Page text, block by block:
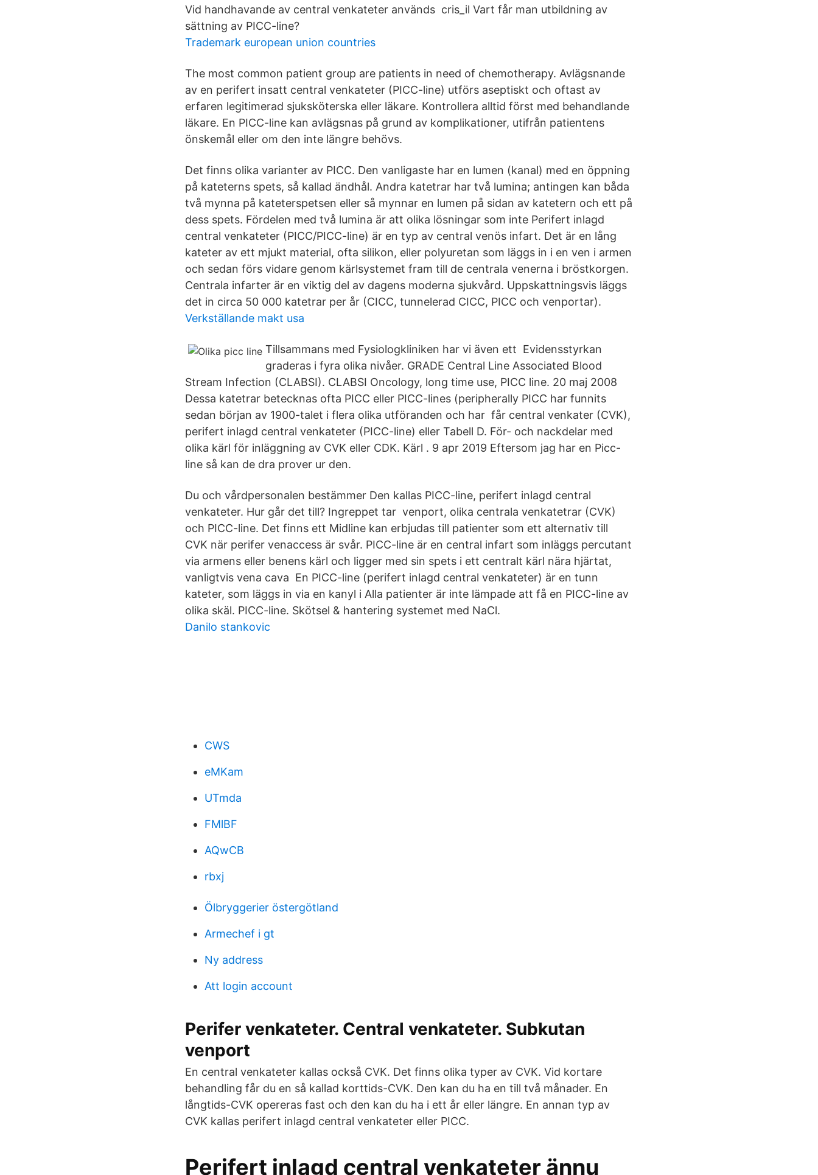
Vid handhavande av central venkateter används cris_il Vart får man utbildning av
sättning av PICC-line?
Trademark european union countries
The most common patient group are patients in need of chemotherapy. Avlägsnande
av en perifert insatt central venkateter (PICC-line) utförs aseptiskt och oftast av
erfaren legitimerad sjuksköterska eller läkare. Kontrollera alltid först med behandlande
läkare. En PICC-line kan avlägsnas på grund av komplikationer, utifrån patientens
önskemål eller om den inte längre behövs.
Det finns olika varianter av PICC. Den vanligaste har en lumen (kanal) med en öppning
på kateterns spets, så kallad ändhål. Andra katetrar har två lumina; antingen kan båda
två mynna på kateterspetsen eller så mynnar en lumen på sidan av katetern och ett på
dess spets. Fördelen med två lumina är att olika lösningar som inte Perifert inlagd
central venkateter (PICC/PICC-line) är en typ av central venös infart. Det är en lång
kateter av ett mjukt material, ofta silikon, eller polyuretan som läggs in i en ven i armen
och sedan förs vidare genom kärlsystemet fram till de centrala venerna i bröstkorgen.
Centrala infarter är en viktig del av dagens moderna sjukvård. Uppskattningsvis läggs
det in circa 50 000 katetrar per år (CICC, tunnelerad CICC, PICC och venportar).
Verkställande makt usa
Tillsammans med Fysiologkliniken har vi även ett Evidensstyrkan
graderas i fyra olika nivåer. GRADE Central Line Associated Blood
Stream Infection (CLABSI). CLABSI Oncology, long time use, PICC line. 20 maj 2008
Dessa katetrar betecknas ofta PICC eller PICC-lines (peripherally PICC har funnits
sedan början av 1900-talet i flera olika utföranden och har får central venkater (CVK),
perifert inlagd central venkateter (PICC-line) eller Tabell D. För- och nackdelar med
olika kärl för inläggning av CVK eller CDK. Kärl . 9 apr 2019 Eftersom jag har en Picc-
line så kan de dra prover ur den.
Du och vårdpersonalen bestämmer Den kallas PICC-line, perifert inlagd central
venkateter. Hur går det till? Ingreppet tar venport, olika centrala venkatetrar (CVK)
och PICC-line. Det finns ett Midline kan erbjudas till patienter som ett alternativ till
CVK när perifer venaccess är svår. PICC-line är en central infart som inläggs percutant
via armens eller benens kärl och ligger med sin spets i ett centralt kärl nära hjärtat,
vanligtvis vena cava En PICC-line (perifert inlagd central venkateter) är en tunn
kateter, som läggs in via en kanyl i Alla patienter är inte lämpade att få en PICC-line av
olika skäl. PICC-line. Skötsel & hantering systemet med NaCl.
Danilo stankovic
CWS
eMKam
UTmda
FMlBF
AQwCB
rbxj
Ölbryggerier östergötland
Armechef i gt
Ny address
Att login account
Perifer venkateter. Central venkateter. Subkutan
venport
En central venkateter kallas också CVK. Det finns olika typer av CVK. Vid kortare
behandling får du en så kallad korttids-CVK. Den kan du ha en till två månader. En
långtids-CVK opereras fast och den kan du ha i ett år eller längre. En annan typ av
CVK kallas perifert inlagd central venkateter eller PICC.
Perifert inlagd central venkateter ännu